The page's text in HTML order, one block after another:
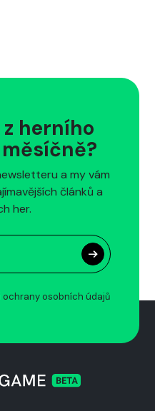
herního
a my vám
článků a
her.
ochrany osobních údajů